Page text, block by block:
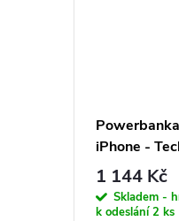
iPhone -
LifeMag
1 144 Kč
Skladem -
k odeslání2 ks